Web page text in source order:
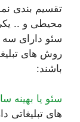
محیطی و ..
سئو دارای سه
روش های
باشند:
سئو یا بهینه
های تبلیغاتی